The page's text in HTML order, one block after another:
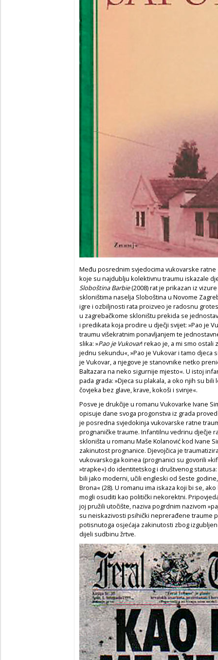
Među posrednim svjedocima vukovarske
koje su najdublju kolektivnu traumu iskazale
Sloboština Barbie(2008) rat je prikazan iz
skloništima naselja Sloboština u Novome
igre i ozbiljnosti rata proizveo je radosnu
u zagrebačkome skloništu prekida se
i predikata koja prodire u dječji svijet: »Pao je
traumu višekratnim ponavljanjem te
slika: »Pao je Vukovar! rekao je, a mi smo ostali
jednu sekundu«, »Pao je Vukovar i tamo djeca
je Vukovar, a njegove je stanovnike netko
Baltazara na neko sigurnije mjesto«. U istoj
pada grada: »Djeca su plakala, a oko njih su
čovjeka bez glave, krave, kokoši i svinje«.
Posve je drukčije u romanu Vukovarke Ivane
opisuje dane svoga progonstva iz grada
je posredna svjedokinja vukovarske ratne
prognaničke traume. Infantilnu vedrinu dječje
skloništa u romanu Maše Kolanović kod Ivane
zakinutost prognanice. Djevojčica je
vukovarskoga koinea (prognanici su govorili
»trapke«) do identitetskog i društvenog
bili jako moderni, učili engleski od šeste
Brona« (28). U romanu ima iskaza koji bi se,
mogli osuditi kao politički nekorektni.
joj pružili utočište, naziva pogrdnim nazivom
su neiskazivosti psihički neprerađene traume
potisnutoga osjećaja zakinutosti zbog
dijeli sudbinu žrtve.